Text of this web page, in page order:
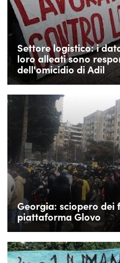
Settore logistico: i
loro alleati sono
dell'omicidio di Adil
Georgia: sciopero
piattaforma Glovo